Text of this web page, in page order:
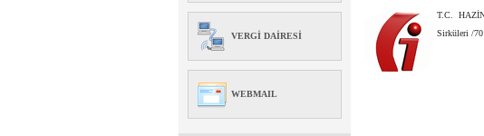
VERGI DAIRESI
WEBMAIL
T.C.
Sirküleri /70